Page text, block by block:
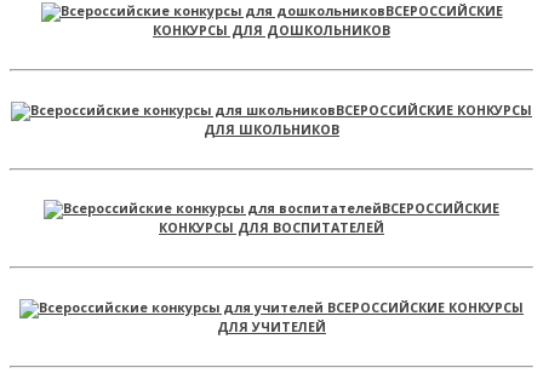
ВСЕРОССИЙСКИЕ
КОНКУРСЫ ДЛЯ ДОШКОЛЬНИКОВ
ВСЕРОССИЙСКИЕ КОНКУРСЫ
ДЛЯ ШКОЛЬНИКОВ
ВСЕРОССИЙСКИЕ
КОНКУРСЫ ДЛЯ ВОСПИТАТЕЛЕЙ
ВСЕРОССИЙСКИЕ КОНКУРСЫ
ДЛЯ УЧИТЕЛЕЙ